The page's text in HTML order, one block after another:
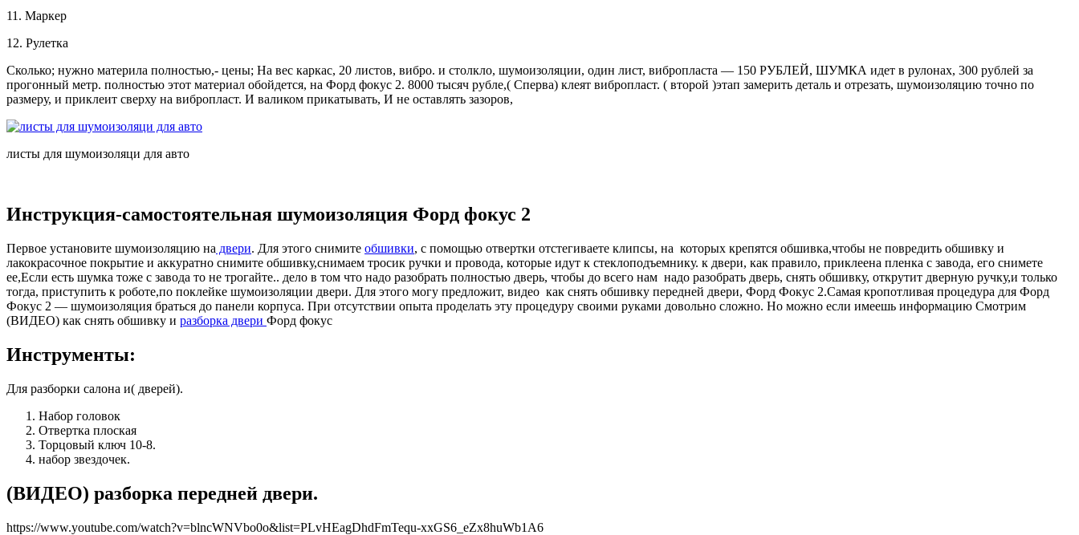
11. Маркер
12. Рулетка
Сколько; нужно материла полностью,- цены; На вес каркас, 20 листов, вибро. и столкло, шумоизоляции, один лист, вибропласта — 150 РУБЛЕЙ, ШУМКА идет в рулонах, 300 рублей за
прогонный метр. полностью этот материал обойдется, на Форд фокус 2. 8000 тысяч рубле,( Сперва) клеят вибропласт. ( второй )этап замерить деталь и отрезать, шумоизоляцию точно по
размеру, и приклеит сверху на вибропласт. И валиком прикатывать, И не оставлять зазоров,
листы для шумоизоляци для авто
Инструкция-самостоятельная шумоизоляция Форд фокус 2
Первое установите шумоизоляцию на двери. Для этого снимите обшивки, с помощью отвертки отстегиваете клипсы, на которых крепятся обшивка,чтобы не повредить обшивку и
лакокрасочное покрытие и аккуратно снимите обшивку,снимаем тросик ручки и провода, которые идут к стеклоподъемнику. к двери, как правило, приклеена пленка с завода, его снимете
ее,Если есть шумка тоже с завода то не трогайте.. дело в том что надо разобрать полностью дверь, чтобы до всего нам надо разобрать дверь, снять обшивку, открутит дверную ручку,и только
тогда, приступить к роботе,по поклейке шумоизоляции двери. Для этого могу предложит, видео как снять обшивку передней двери, Форд Фокус 2.Самая кропотливая процедура для Форд
Фокус 2 — шумоизоляция браться до панели корпуса. При отсутствии опыта проделать эту процедуру своими руками довольно сложно. Но можно если имеешь информацию Смотрим
(ВИДЕО) как снять обшивку и разборка двери Форд фокус
Инструменты:
Для разборки салона и( дверей).
Набор головок
Отвертка плоская
Торцовый ключ 10-8.
набор звездочек.
(ВИДЕО) разборка передней двери.
https://www.youtube.com/watch?v=blncWNVbo0o&list=PLvHEagDhdFmTequ-xxGS6_eZx8huWb1A6